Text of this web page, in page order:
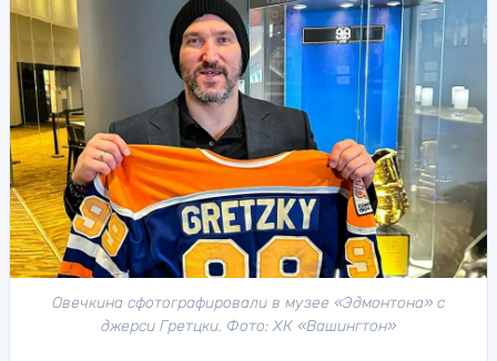
Овечкина сфотографировали в музее «Эдмонтона» с
джерси Гретцки. Фото: ХК «Вашингтон»